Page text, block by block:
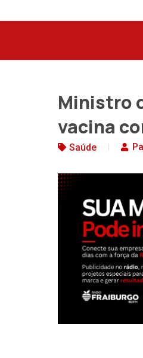
Ministro
vacina
Saúde